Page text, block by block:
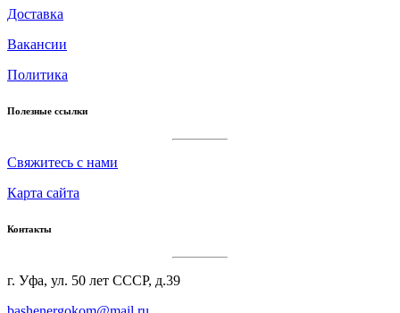
Доставка
Вакансии
Политика
Полезные ссылки
Cвяжитесь с нами
Карта сайта
Контакты
г. Уфа, ул. 50 лет СССР, д.39